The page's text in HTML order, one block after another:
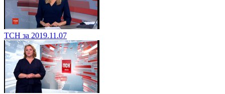
ТСН за 2019.11.07